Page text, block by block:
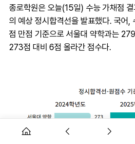
종로학원은 오늘(15일) 수능 가채점
의 예상 정시합격선을 발표했다. 국어
점 만점 기준으로 서울대 약학과는
273점 대비 6점 올라간 점수다.